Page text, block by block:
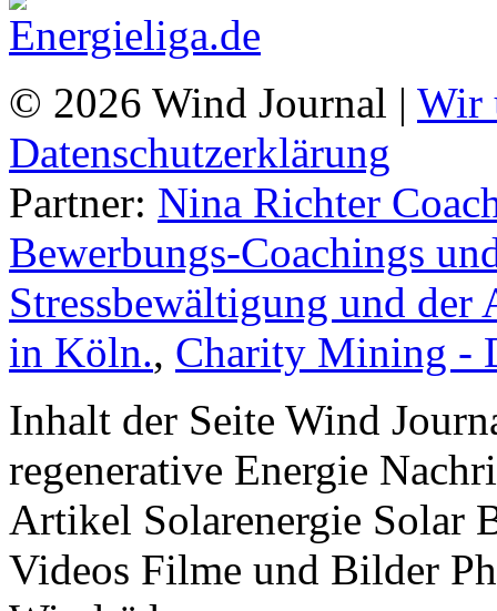
© 2026 Wind Journal | Wir
Datenschutzerklärung
Partner: Nina Richter
Bewerbungs-Coachings
Stressbewältigung und
in Köln., Charity Mining -
Inhalt der Seite Wind
regenerative Energie
Artikel Solarenergie Solar
Videos Filme und Bilder